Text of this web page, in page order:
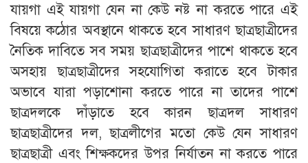
যায়গা এই যায়গা যেন না কেউ নষ্ট না করতে পারে এই
বিষয়ে কঠোর অবস্থানে থাকতে হবে সাধারণ ছাত্রছাত্রীদের
নৈতিক দাবিতে সব সময় ছাত্রছাত্রীদের পাশে থাকতে হবে
অসহায় ছাত্রছাত্রীদের সহযোগিতা করাতে হবে টাকার
অভাবে যারা পড়াশোনা করতে পারে না তাদের পাশে
ছাত্রদলকে দাঁড়াতে হবে কারন ছাত্রদল সাধারণ
ছাত্রছাত্রীদের দল, ছাত্রলীগের মতো কেউ যেন সাধারণ
ছাত্রছাত্রী এবং শিক্ষকদের উপর নির্যাতন না করতে পারে